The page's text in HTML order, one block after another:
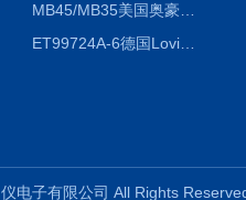
MB45/MB35美国奥豪斯OHAUS MB45/MB35卤素红外水分测定仪
ET99724A-6德国Lovibond ET99724A-6微电脑BOD测定仪
仪电子有限公司 All Rights